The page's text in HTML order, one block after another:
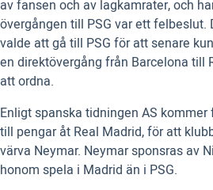
av fansen och av lagkamrater, och
övergången till PSG var ett felbeslut.
valde att gå till PSG för att senare
en direktövergång från Barcelona till
att ordna.
Enligt spanska tidningen AS
till pengar åt Real Madrid, för att
värva Neymar. Neymar sponsras av
honom spela i Madrid än i PSG.